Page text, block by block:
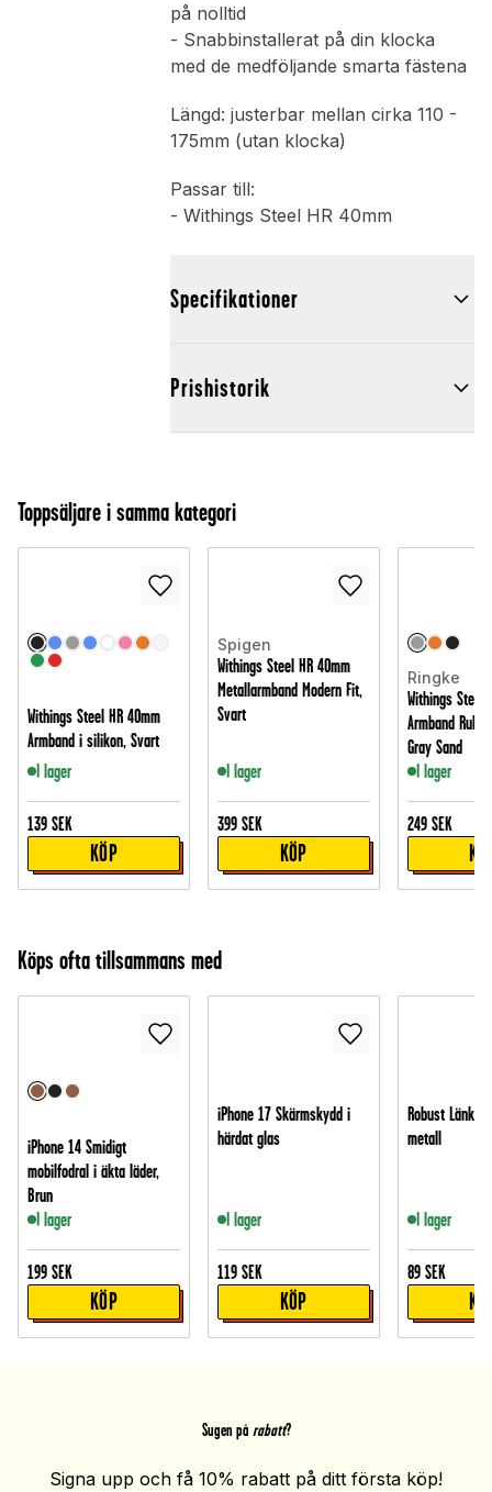
på nolltid
- Snabbinstallerat på din klocka
med de medföljande smarta fästena
Längd: justerbar mellan cirka 110 -
175mm (utan klocka)
Passar till:
- Withings Steel HR 40mm
Specifikationer
Prishistorik
Toppsäljare i samma kategori
Withings Steel HR 40mm
Armband i silikon, Svart
I lager
139 SEK
KÖP
Spigen
Withings Steel HR 40mm
Metallarmband Modern Fit,
Svart
I lager
399 SEK
KÖP
Ringke
Withings Steel
Armband
Gray Sand
I lager
249 SEK
Köps ofta tillsammans med
iPhone 14 Smidigt
mobilfodral i äkta läder,
Brun
I lager
199 SEK
KÖP
iPhone 17 Skärmskydd i
härdat glas
I lager
119 SEK
KÖP
Robust
metall
I lager
89 SEK
Sugen på rabatt?
Signa upp och få 10% rabatt på ditt första köp!